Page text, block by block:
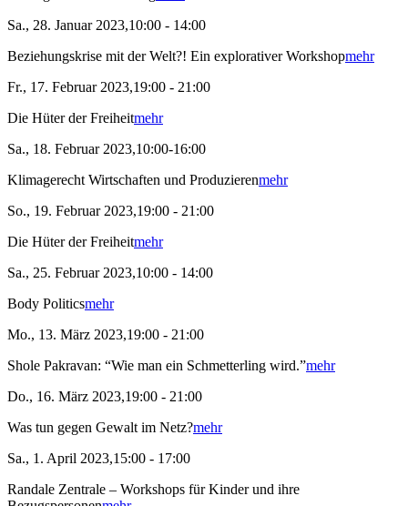
Sa., 28. Januar 2023,10:00 - 14:00
Beziehungskrise mit der Welt?! Ein explorativer Workshopmehr
Fr., 17. Februar 2023,19:00 - 21:00
Die Hüter der Freiheitmehr
Sa., 18. Februar 2023,10:00-16:00
Klimagerecht Wirtschaften und Produzierenmehr
So., 19. Februar 2023,19:00 - 21:00
Die Hüter der Freiheitmehr
Sa., 25. Februar 2023,10:00 - 14:00
Body Politicsmehr
Mo., 13. März 2023,19:00 - 21:00
Shole Pakravan: “Wie man ein Schmetterling wird.”mehr
Do., 16. März 2023,19:00 - 21:00
Was tun gegen Gewalt im Netz?mehr
Sa., 1. April 2023,15:00 - 17:00
Randale Zentrale – Workshops für Kinder und ihre